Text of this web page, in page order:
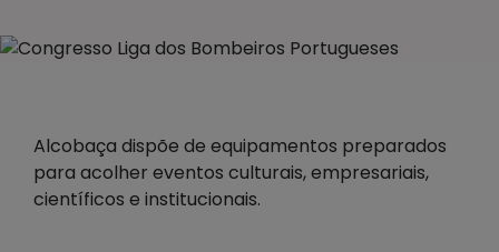
Alcobaça dispõe de equipamentos preparados
para acolher eventos culturais, empresariais,
científicos e institucionais.